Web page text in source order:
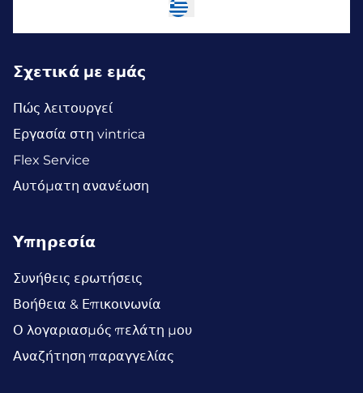
Σχετικά με εμάς
Πώς λειτουργεί
Εργασία στη vintrica
Flex Service
Αυτόματη ανανέωση
Υπηρεσία
Συνήθεις ερωτήσεις
Βοήθεια & Επικοινωνία
Ο λογαριασμός πελάτη μου
Αναζήτηση παραγγελίας